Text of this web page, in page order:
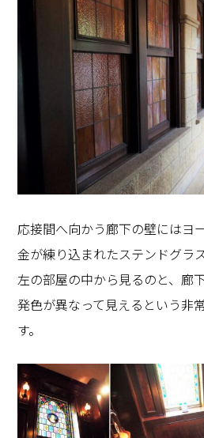
応接間へ向かう廊下の壁にはヨ
金が練り込まれたステンドグラ
左の部屋の中から見るのと、廊
発色が異なって見えるという非
す。